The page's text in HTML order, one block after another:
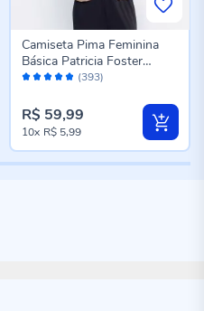
Avaliação: (393)
Camiseta Pima Feminina
Básica Patricia Foster
Branco
R$ 59,99
10x R$ 5,99